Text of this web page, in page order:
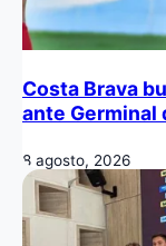
Costa Brava
ante Germinal
8 agosto, 2026